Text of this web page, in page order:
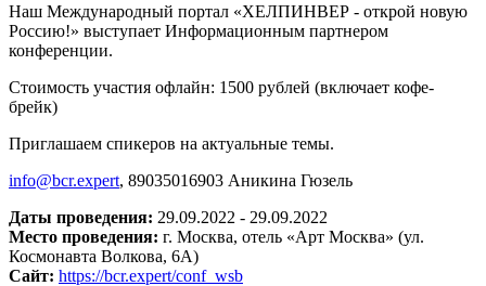
Наш Международный портал «ХЕЛПИНВЕР - открой новую
Россию!» выступает Информационным партнером
конференции.
Стоимость участия офлайн: 1500 рублей (включает кофе-
брейк)
Приглашаем спикеров на актуальные темы.
info@bcr.expert, 89035016903 Аникина Гюзель
Даты проведения: 29.09.2022 - 29.09.2022
Место проведения: г. Москва, отель «Арт Москва» (ул.
Космонавта Волкова, 6А)
Сайт: https://bcr.expert/conf_wsb